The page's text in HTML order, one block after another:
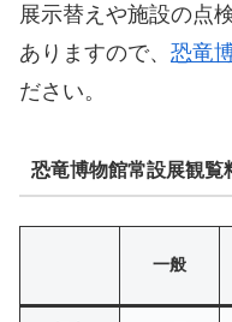
展示替えや施設の点
ありますので、 恐竜
ださい。
恐竜博物館常設展観覧
一般